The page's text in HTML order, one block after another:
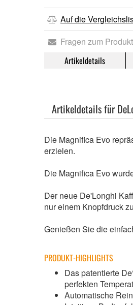
Auf die
Fragen zum Produkt
Artikeldetails
Artikeldetails für
Die Magnifica Evo
erzielen.
Die Magnifica Evo
Der neue De'Longhi
nur einem Knopfdruck
Genießen Sie die
PRODUKT-HIGHLIGHTS
Das patentierte
perfekten
Automatische